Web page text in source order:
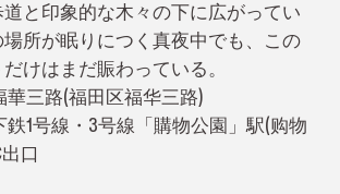
と印象的な木々の下に広がってい
所が眠りにつく真夜中でも、この
けはまだ賑わっている。
華三路(福田区福华三路)
鉄1号線・3号線「購物公園」駅(购物
口